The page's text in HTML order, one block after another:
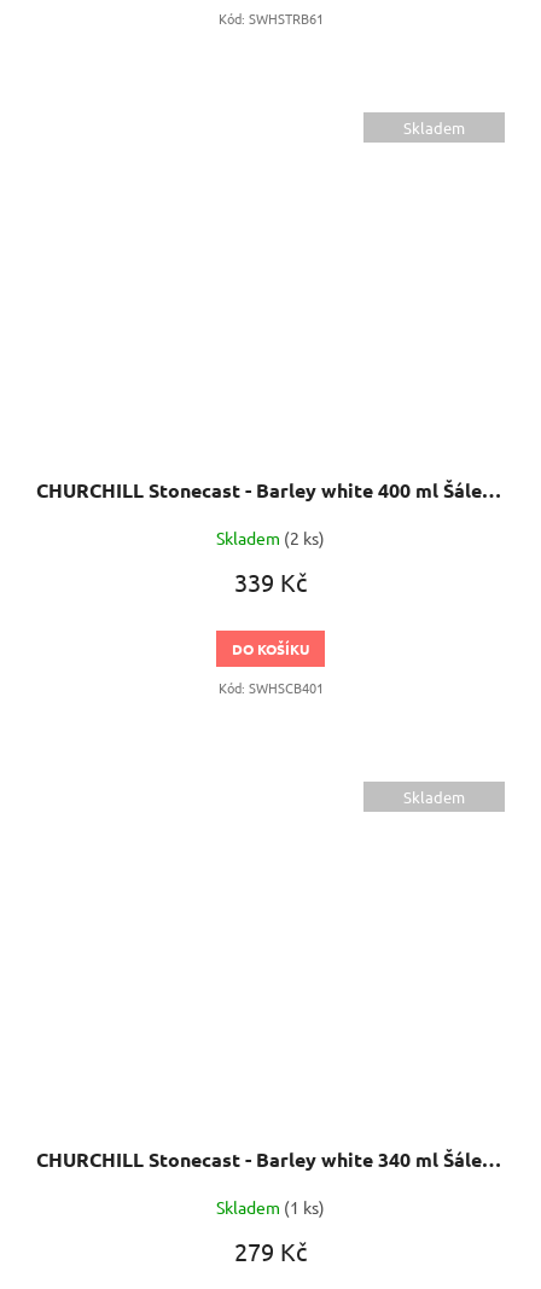
Kód: SWHSTRB61
Skladem
CHURCHILL Stonecast - Barley white 400 ml Šálek, ručně zdobený
Skladem (2 ks)
339 Kč
DO KOŠÍKU
Kód: SWHSCB401
Skladem
CHURCHILL Stonecast - Barley white 340 ml Šálek, ručně zdobený
Skladem (1 ks)
279 Kč